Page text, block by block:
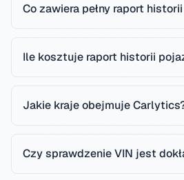
Co zawiera pełny raport
Ile kosztuje raport historii
Jakie kraje obejmuje
Czy sprawdzenie VIN jest